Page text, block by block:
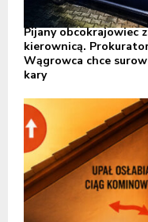
Pijany obcokrajowiec
kierownicą.
Wągrowca chce
kary